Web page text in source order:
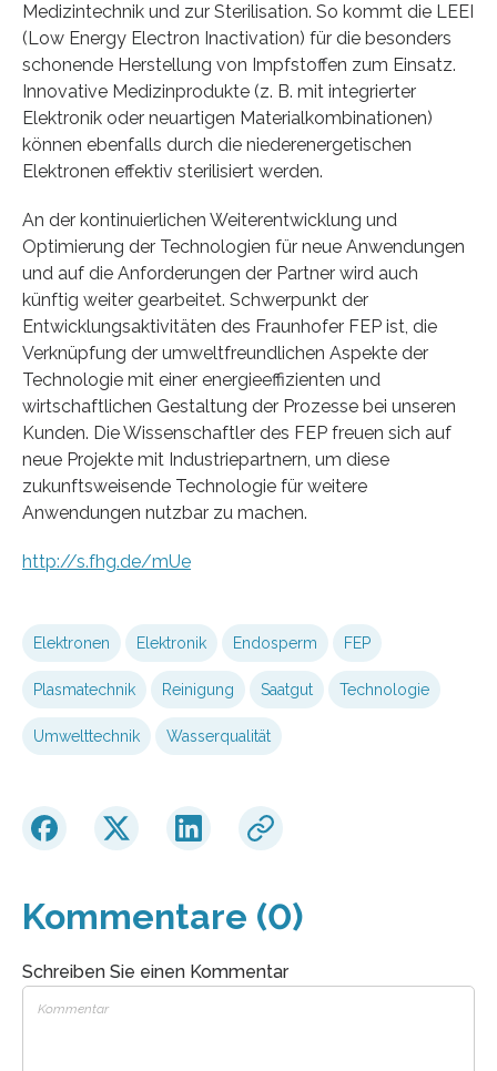
Medizintechnik und zur Sterilisation. So kommt die LEEI
(Low Energy Electron Inactivation) für die besonders
schonende Herstellung von Impfstoffen zum Einsatz.
Innovative Medizinprodukte (z. B. mit integrierter
Elektronik oder neuartigen Materialkombinationen)
können ebenfalls durch die niederenergetischen
Elektronen effektiv sterilisiert werden.
An der kontinuierlichen Weiterentwicklung und
Optimierung der Technologien für neue Anwendungen
und auf die Anforderungen der Partner wird auch
künftig weiter gearbeitet. Schwerpunkt der
Entwicklungsaktivitäten des Fraunhofer FEP ist, die
Verknüpfung der umweltfreundlichen Aspekte der
Technologie mit einer energieeffizienten und
wirtschaftlichen Gestaltung der Prozesse bei unseren
Kunden. Die Wissenschaftler des FEP freuen sich auf
neue Projekte mit Industriepartnern, um diese
zukunftsweisende Technologie für weitere
Anwendungen nutzbar zu machen.
http://s.fhg.de/mUe
Elektronen Elektronik Endosperm FEP
Plasmatechnik Reinigung Saatgut Technologie
Umwelttechnik Wasserqualität
Kommentare (0)
Schreiben Sie einen Kommentar